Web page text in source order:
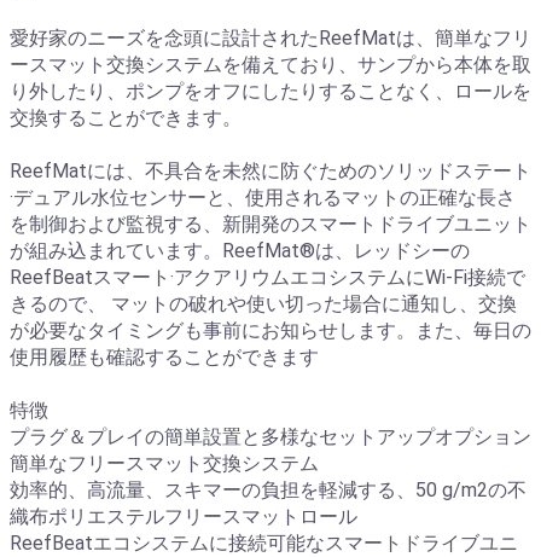
愛好家のニーズを念頭に設計されたReefMatは、簡単なフリ
ースマット交換システムを備えており、サンプから本体を取
り外したり、ポンプをオフにしたりすることなく、ロールを
交換することができます。
ReefMatには、不具合を未然に防ぐためのソリッドステート
·デュアル水位センサーと、使用されるマットの正確な長さ
を制御および監視する、新開発のスマートドライブユニット
が組み込まれています。ReefMat®は、レッドシーの
ReefBeatスマート·アクアリウムエコシステムにWi-Fi接続で
きるので、 マットの破れや使い切った場合に通知し、交換
が必要なタイミングも事前にお知らせします。また、毎日の
使用履歴も確認することができます
特徴
プラグ＆プレイの簡単設置と多様なセットアップオプション
簡単なフリースマット交換システム
効率的、高流量、スキマーの負担を軽減する、50 g/m2の不
織布ポリエステルフリースマットロール
ReefBeatエコシステムに接続可能なスマートドライブユニ